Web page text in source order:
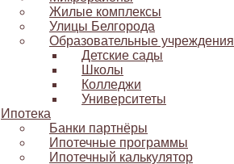
Жилые комплексы
Улицы Белгорода
Образовательные учреждения
Детские сады
Школы
Колледжи
Университеты
Ипотека
Банки партнёры
Ипотечные программы
Ипотечный калькулятор